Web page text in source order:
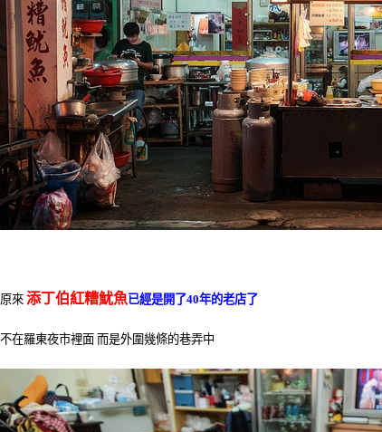
原來 添丁伯紅糟魷魚 已經是開了40年的老店了
不在羅東夜市裡面 而是外圍幾條的巷弄中